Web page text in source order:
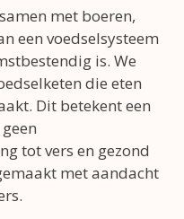
met boeren,
een voedselsysteem
is. We
die eten
Dit betekent een
tot vers en gezond
met aandacht